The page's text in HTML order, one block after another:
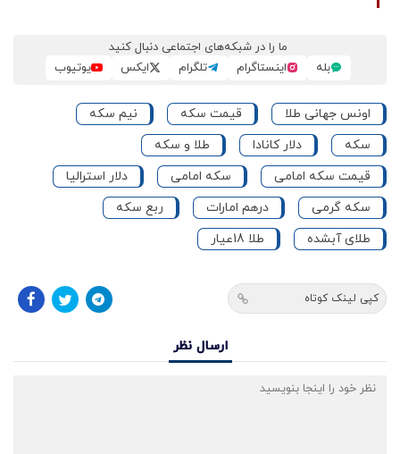
ما را در شبکه‌های اجتماعی دنبال کنید
بله
اینستاگرام تلگرام ایکس یوتیوب
اونس جهانی طلا قیمت سکه
نیم سکه
سکه
دلار کانادا
طلا و سکه
قیمت سکه امامی
سکه امامی
دلار استرالیا
سکه گرمی
درهم امارات
ربع سکه
طلای آبشده
طلا 18عیار
کپی لینک کوتاه
ارسال نظر